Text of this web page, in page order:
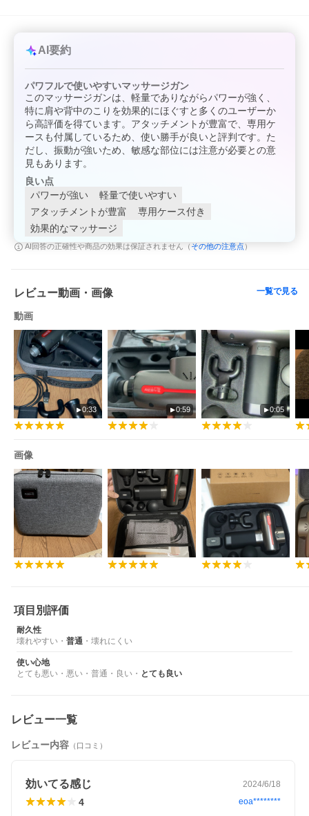
AI要約
パワフルで使いやすいマッサージガン
このマッサージガンは、軽量でありながらパワーが強く、
特に肩や背中のこりを効果的にほぐすと多くのユーザーか
ら高評価を得ています。アタッチメントが豊富で、専用ケ
ースも付属しているため、使い勝手が良いと評判です。た
だし、振動が強いため、敏感な部位には注意が必要との意
見もあります。
良い点
パワーが強い
軽量で使いやすい
アタッチメントが豊富
専用ケース付き
効果的なマッサージ
AI回答の正確性や商品の効果は保証されません（ その他の注意点 ）
レビュー動画・画像 一覧で見る
動画
0:33 0:59 0:05
画像
項目別評価
耐久性
壊れやすい ・ 普通 ・ 壊れにくい
使い心地
とても悪い ・ 悪い ・ 普通 ・ 良い ・ とても良い
レビュー一覧
レビュー内容 （口コミ）
効いてる感じ 2024/6/18
4 eoa********